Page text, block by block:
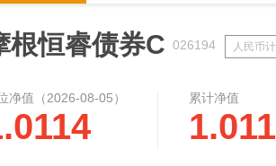
根恒睿债券C 026194 人民币
净值（2026-08-05） 累计净值